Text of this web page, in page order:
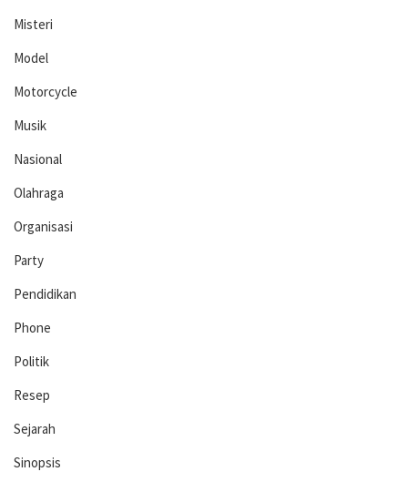
Misteri
Model
Motorcycle
Musik
Nasional
Olahraga
Organisasi
Party
Pendidikan
Phone
Politik
Resep
Sejarah
Sinopsis